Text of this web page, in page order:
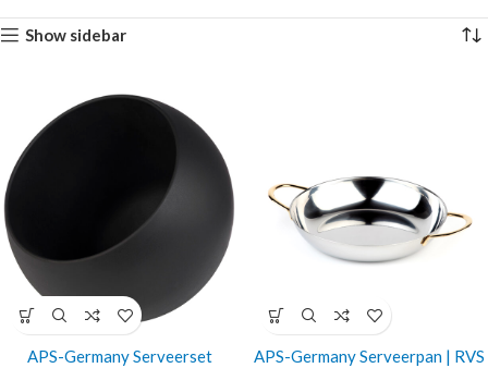
Show sidebar
APS-Germany Serveerset
APS-Germany Serveerpan | RVS